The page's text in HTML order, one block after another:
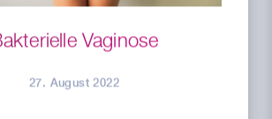
Vaginose
27. August 2022